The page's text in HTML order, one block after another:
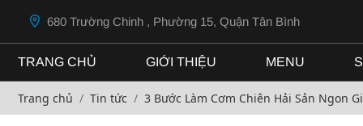
680 Trường Chinh , Phường 15, Quận Tân Bình
TRANG CHỦ GIỚI THIỆU MENU
Trang chủ Tin tức 3 Bước Làm Cơm Chiên Hải Sản Ngon